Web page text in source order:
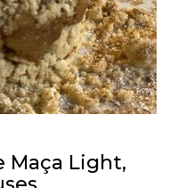
Maça Light,